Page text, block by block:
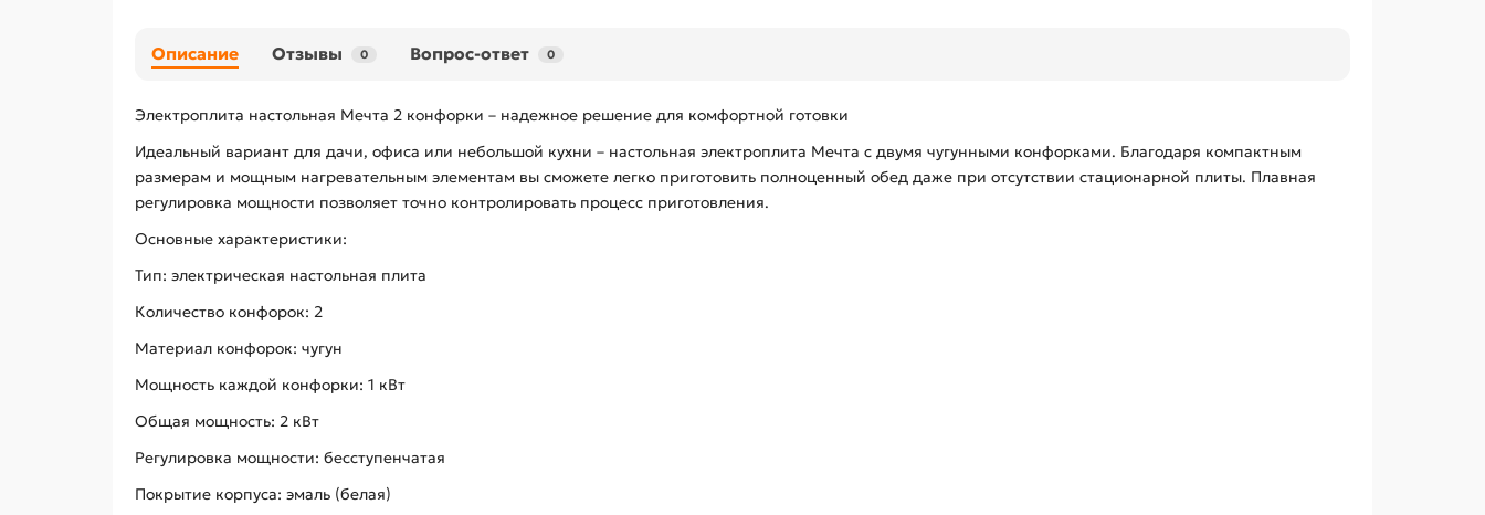
Описание Отзывы 0 Вопрос-ответ 0
Электроплита настольная Мечта 2 конфорки – надежное решение для комфортной готовки
Идеальный вариант для дачи, офиса или небольшой кухни – настольная электроплита Мечта с двумя чугунными конфорками. Благодаря компактным
размерам и мощным нагревательным элементам вы сможете легко приготовить полноценный обед даже при отсутствии стационарной плиты. Плавная
регулировка мощности позволяет точно контролировать процесс приготовления.
Основные характеристики:
Тип: электрическая настольная плита
Количество конфорок: 2
Материал конфорок: чугун
Мощность каждой конфорки: 1 кВт
Общая мощность: 2 кВт
Регулировка мощности: бесступенчатая
Покрытие корпуса: эмаль (белая)